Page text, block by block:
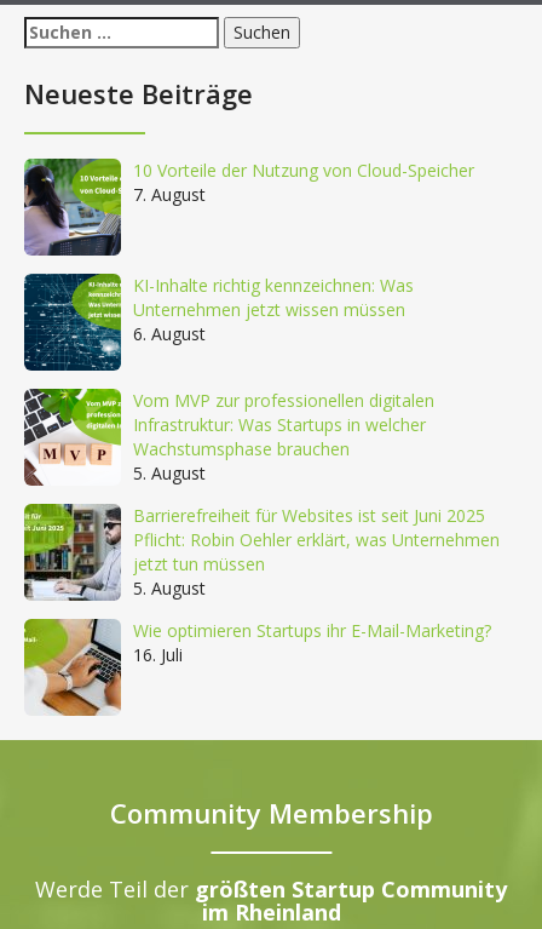
Suchen
nach:
Neueste Beiträge
10 Vorteile der Nutzung von Cloud-Speicher
7. August
KI-Inhalte richtig kennzeichnen: Was
Unternehmen jetzt wissen müssen
6. August
Vom MVP zur professionellen digitalen
Infrastruktur: Was Startups in welcher
Wachstumsphase brauchen
5. August
Barrierefreiheit für Websites ist seit Juni 2025
Pflicht: Robin Oehler erklärt, was Unternehmen
jetzt tun müssen
5. August
Wie optimieren Startups ihr E-Mail-Marketing?
16. Juli
Community Membership
Werde Teil der größten Startup Community
im Rheinland